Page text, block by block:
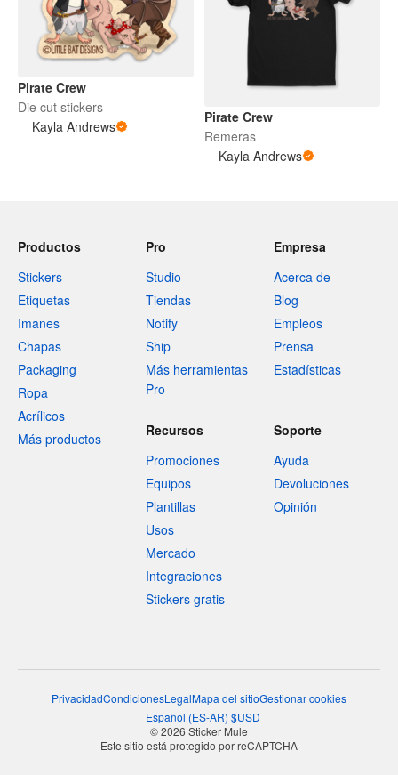
Pirate Crew
Die cut stickers
Kayla Andrews
Pirate Crew
Remeras
Kayla Andrews
Productos
Stickers
Etiquetas
Imanes
Chapas
Packaging
Ropa
Acrílicos
Más productos
Pro
Studio
Tiendas
Notify
Ship
Más herramientas
Pro
Empresa
Acerca de
Blog
Empleos
Prensa
Estadísticas
Recursos
Promociones
Equipos
Plantillas
Usos
Mercado
Integraciones
Stickers gratis
Soporte
Ayuda
Devoluciones
Opinión
PrivacidadCondicionesLegalMapa del sitioGestionar cookies
Español (ES-AR) $USD
© 2026 Sticker Mule
Este sitio está protegido por reCAPTCHA